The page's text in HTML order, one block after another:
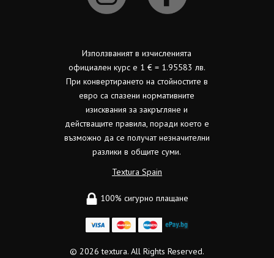
Използваният в изчисленията
официален курс е 1 € = 1.95583 лв.
При конвертирането на стойностите в
евро са спазени нормативните
изисквания за закръгляне и
действащите правила, поради което е
възможно да се получат незначителни
разлики в общите суми.
Textura Spain
100% сигурно плащане
© 2026textura. All Rights Reserved.